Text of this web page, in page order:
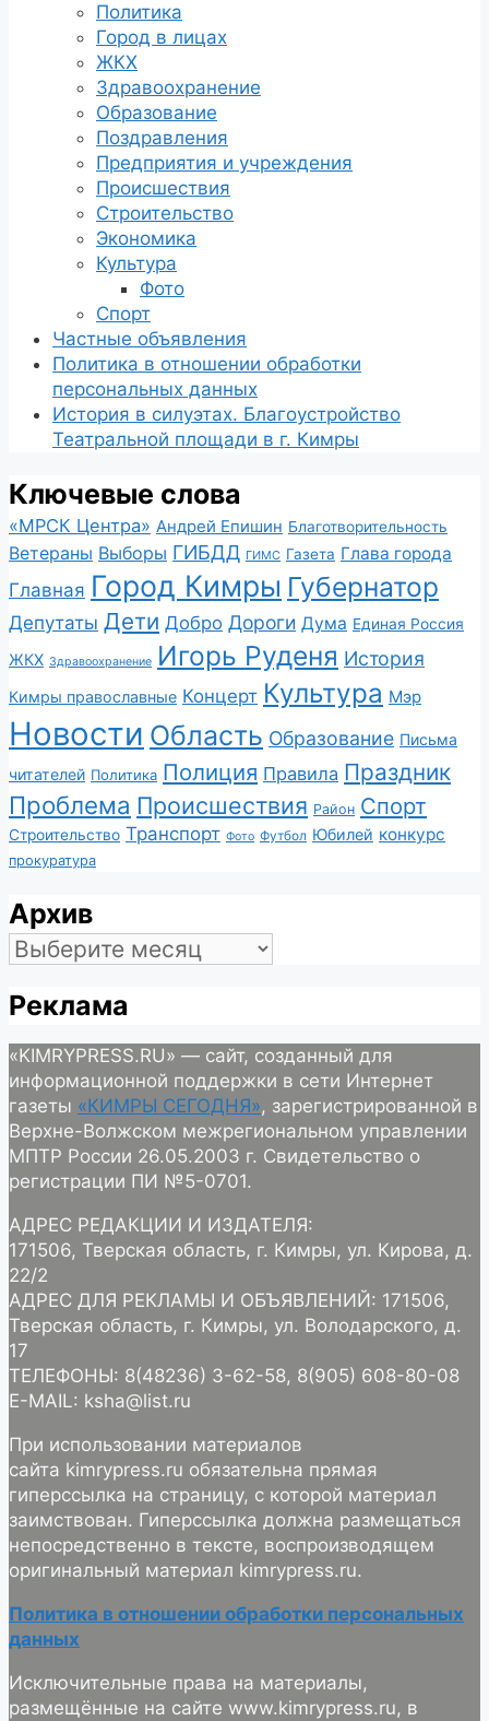
Политика
Город в лицах
ЖКХ
Здравоохранение
Образование
Поздравления
Предприятия и учреждения
Происшествия
Строительство
Экономика
Культура
Фото
Спорт
Частные объявления
Политика в отношении обработки
персональных данных
История в силуэтах. Благоустройство
Театральной площади в г. Кимры
Ключевые слова
«МРСК Центра» Андрей Епишин Благотворительность
Ветераны Выборы ГИБДД ГИМС Газета Глава города
Главная Город Кимры Губернатор
Депутаты Дети Добро Дороги Дума Единая Россия
ЖКХ Здравоохранение Игорь Руденя История
Кимры православные Концерт Культура Мэр
Новости Область Образование Письма
читателей Политика Полиция Правила Праздник
Проблема Происшествия Район Спорт
Строительство Транспорт Фото Футбол Юбилей конкурс
прокуратура
Архив
Архив
Реклама
«KIMRYPRESS.RU» — сайт, созданный для
информационной поддержки в сети Интернет
газеты «КИМРЫ СЕГОДНЯ», зарегистрированной в
Верхне-Волжском межрегиональном управлении
МПТР России 26.05.2003 г. Свидетельство о
регистрации ПИ №5-0701.
АДРЕС РЕДАКЦИИ И ИЗДАТЕЛЯ:
171506, Тверская область, г. Кимры, ул. Кирова, д.
22/2
АДРЕС ДЛЯ РЕКЛАМЫ И ОБЪЯВЛЕНИЙ: 171506,
Тверская область, г. Кимры, ул. Володарского, д.
17
ТЕЛЕФОНЫ: 8(48236) 3-62-58, 8(905) 608-80-08
E-MAIL: ksha@list.ru
При использовании материалов
сайта kimrypress.ru обязательна прямая
гиперссылка на страницу, с которой материал
заимствован. Гиперссылка должна размещаться
непосредственно в тексте, воспроизводящем
оригинальный материал kimrypress.ru.
Политика в отношении обработки персональных
данных
Исключительные права на материалы,
размещённые на сайте www.kimrypress.ru, в